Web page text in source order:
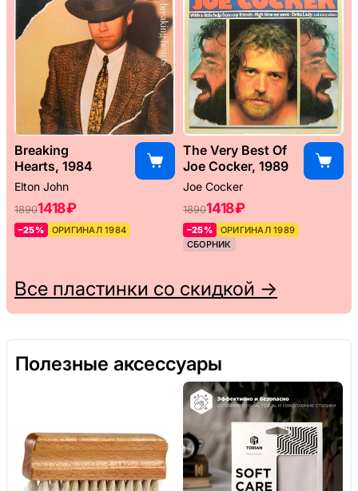
Breaking
Hearts, 1984
Elton John
18901418 ₽
–25% ОРИГИНАЛ 1984
The Very Best Of
Joe Cocker, 1989
Joe Cocker
18901418 ₽
–25%
ОРИГИНАЛ 1989
СБОРНИК
Все пластинки со скидкой →
Полезные аксессуары